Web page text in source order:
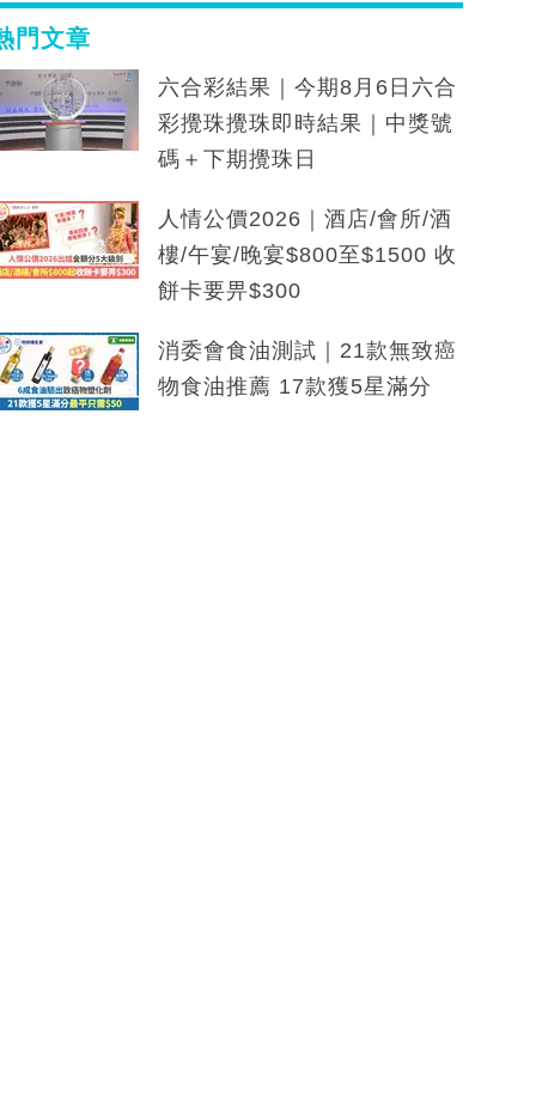
門文章
六合彩結果｜今期8月6日六合
彩攪珠攪珠即時結果｜中獎號
碼＋下期攪珠日
人情公價2026｜酒店/會所/酒
樓/午宴/晚宴$800至$1500 收
餅卡要畀$300
消委會食油測試｜21款無致癌
物食油推薦 17款獲5星滿分